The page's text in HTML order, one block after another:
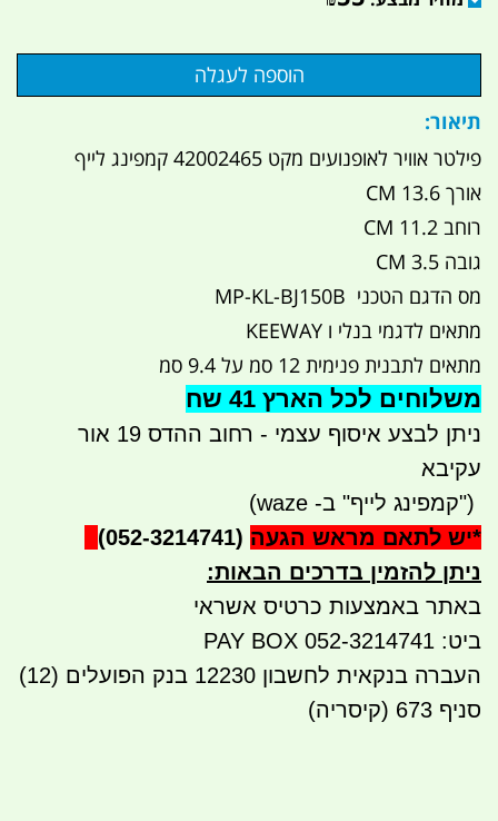
תיאור:
פילטר אוויר לאופנועים מקט 42002465 קמפינג לייף
אורך 13.6 CM
רוחב 11.2 CM
גובה 3.5 CM
מס הדגם הטכני MP-KL-BJ150B
מתאים לדגמי בנלי ו KEEWAY
מתאים לתבנית פנימית 12 סמ על 9.4 סמ
משלוחים לכל הארץ 41 שח
ניתן לבצע איסוף עצמי - רחוב ההדס 19 אור
עקיבא
")קמפינג לייף" ב- waze)
*יש לתאם מראש הגעה (052-3214741)
ניתן להזמין בדרכים הבאות:
באתר באמצעות כרטיס אשראי
ביט: 052-3214741 PAY BOX
העברה בנקאית לחשבון 1223 0
בנק הפועלים (12)
סניף 673 (קיסריה)